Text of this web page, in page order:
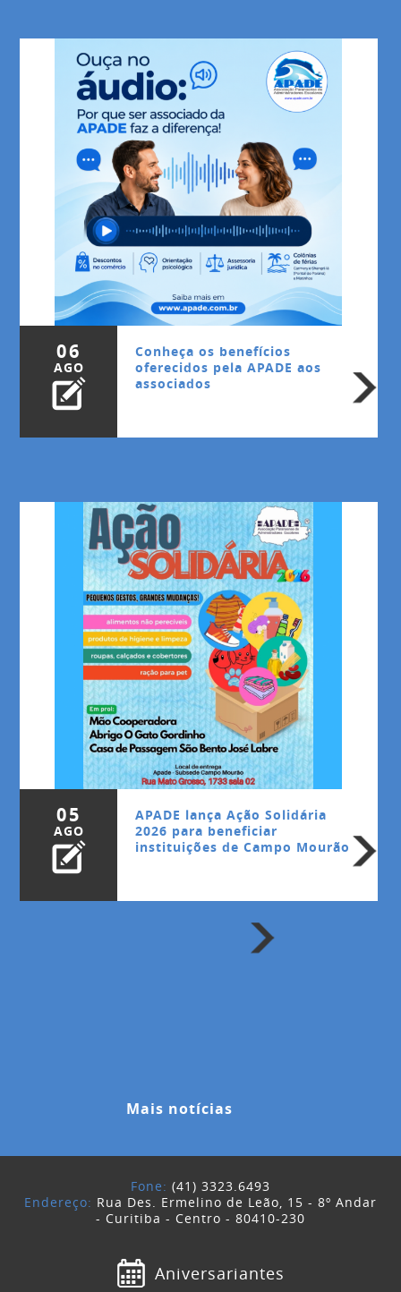
06
AGO
Conheça os benefícios
oferecidos pela APADE aos
associados
05
AGO
APADE lança Ação Solidária
2026 para beneficiar
instituições de Campo Mourão
Mais notícias
Fone: (41) 3323.6493
Endereço: Rua Des. Ermelino de Leão, 15 - 8º Andar
- Curitiba - Centro - 80410-230
Aniversariantes